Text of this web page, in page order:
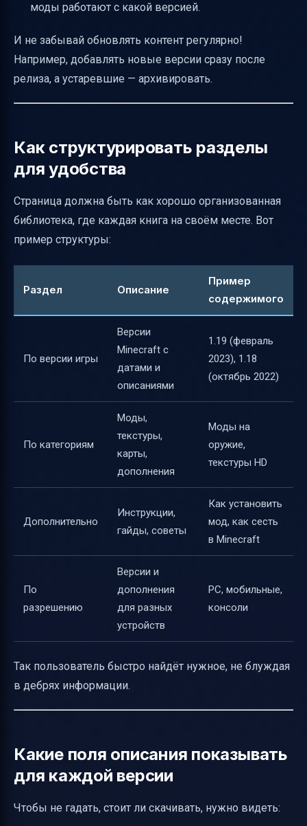
моды работают с какой версией.
И не забывай обновлять контент регулярно!
Например, добавлять новые версии сразу после
релиза, а устаревшие — архивировать.
Как структурировать разделы
для удобства
Страница должна быть как хорошо организованная
библиотека, где каждая книга на своём месте. Вот
пример структуры:
Раздел Описание
Пример
содержимого
По версии игры
Версии
Minecraft с
датами и
описаниями
1.19 (февраль
2023), 1.18
(октябрь 2022)
По категориям
Моды,
текстуры,
карты,
дополнения
Моды на
оружие,
текстуры HD
Дополнительно
Инструкции,
гайды, советы
Как установить
мод, как сесть
в Minecraft
По
разрешению
Версии и
дополнения
для разных
устройств
PC, мобильные,
консоли
Так пользователь быстро найдёт нужное, не блуждая
в дебрях информации.
Какие поля описания показывать
для каждой версии
Чтобы не гадать, стоит ли скачивать, нужно видеть: